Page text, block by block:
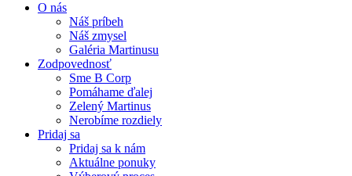
O nás
Náš príbeh
Náš zmysel
Galéria Martinusu
Zodpovednosť
Sme B Corp
Pomáhame ďalej
Zelený Martinus
Nerobíme rozdiely
Pridaj sa
Pridaj sa k nám
Aktuálne ponuky